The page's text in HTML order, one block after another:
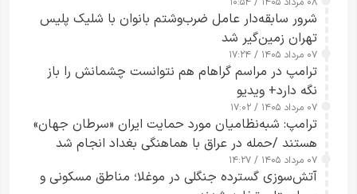
شرور سابقه‌دار عامل ضرب‌وشتم بانوان با شلیک پلیس
تهران زمین‌گیر شد
۰۷ مرداد ۱۴۰۵ / ۱۷:۲۴
ترامپ در مراسم گراهام هم نتوانست چشمانش را باز
نگه دارد+ ویدیو
۰۷ مرداد ۱۴۰۵ / ۱۷:۰۲
ترامپ: شبه‌نظامیان مورد حمایت ایران «سرطان جهان»
هستند /حمله در عراق با هماهنگی بغداد انجام شد
۰۷ مرداد ۱۴۰۵ / ۱۴:۲۷
آتش‌سوزی گسترده جنگلی در موغلا؛ مناطق مسکونی و